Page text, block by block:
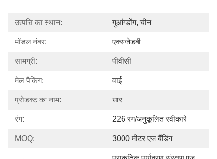
उत्पत्ति का स्थान: गुआंग्डोंग, चीन
मॉडल नंबर: एक्सजेडबी
सामग्री: पीवीसी
मेल पैकिंग: वाई
प्रोडक्ट का नाम: धार
रंग: 226 रंग/अनुकूलित स्वीकारें
MOQ: 3000 मीटर एज बैंडिंग